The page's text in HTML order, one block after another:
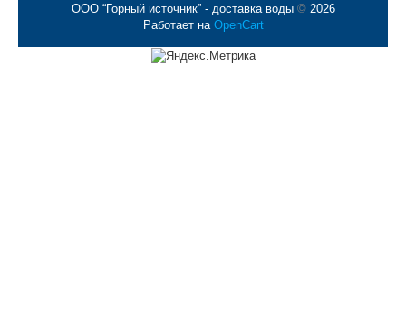
ООО “Горный источник” - доставка воды ©2026
Работает на OpenCart